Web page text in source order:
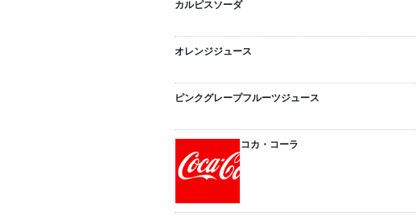
カルピスソーダ
オレンジジュース
ピンクグレープフルーツジュース
コカ・コーラ